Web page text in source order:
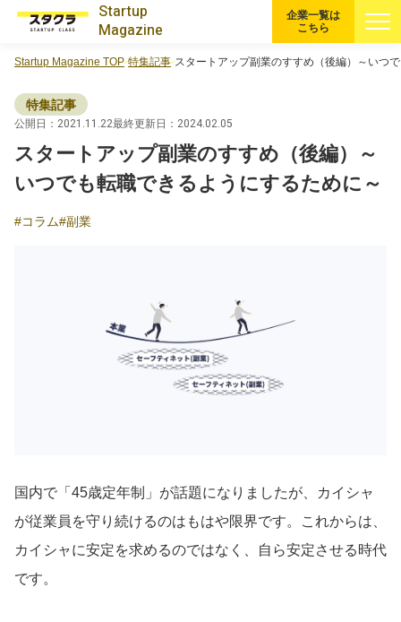
Startup
Magazine
注目スタートアップ
イベント・セミナー
特集記事
大学発スタートアップ
Startup Magazine
企業一覧は
こちら
Startup Magazine TOP 特集記事 スタートアップ副業のすすめ（後編）～いつ
特集記事
公開日：2021.11.22最終更新日：2024.02.05
スタートアップ副業のすすめ（後編）～
いつでも転職できるようにするために～
コラム 副業
国内で「45歳定年制」が話題になりましたが、カイシャ
が従業員を守り続けるのはもはや限界です。これからは、
カイシャに安定を求めるのではなく、自ら安定させる時代
です。